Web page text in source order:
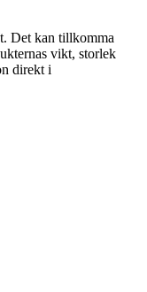
Det kan tillkomma
vikt, storlek
direkt i